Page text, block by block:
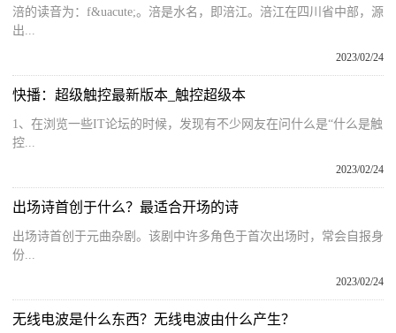
涪的读音为：f&uacute;。涪是水名，即涪江。涪江在四川省中部，源
出...
2023/02/24
快播：超级触控最新版本_触控超级本
1、在浏览一些IT论坛的时候，发现有不少网友在问什么是“什么是触
控...
2023/02/24
出场诗首创于什么？最适合开场的诗
出场诗首创于元曲杂剧。该剧中许多角色于首次出场时，常会自报身
份...
2023/02/24
无线电波是什么东西？无线电波由什么产生？